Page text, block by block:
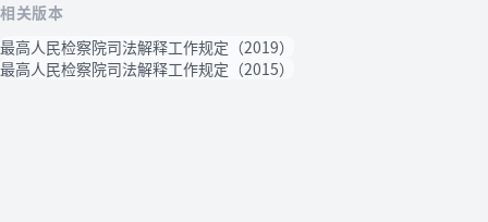
相关版本
最高人民检察院司法解释工作规定（2019）
最高人民检察院司法解释工作规定（2015）